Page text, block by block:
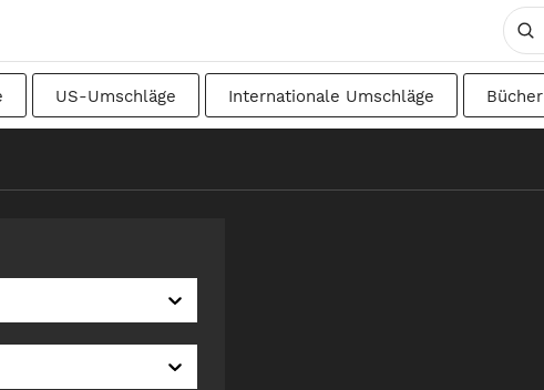
US-Umschläge Internationale Umschläge Bücher